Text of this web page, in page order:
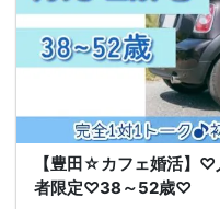
【豊田☆カフェ婚活】
者限定♡38～52歳♡